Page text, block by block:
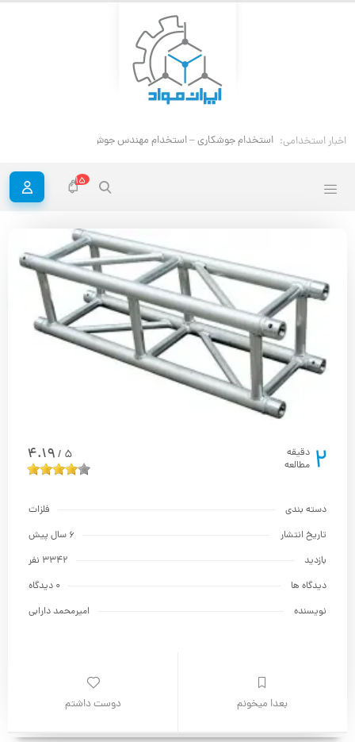
اخبار استخدامی: است
15
2 دقیقه
مطالعه
5
/
4.19
دسته بندی
فلزات
تاریخ انتشار
6 سال پیش
بازدید
3342 نفر
دیدگاه ها
0 دیدگاه
نویسنده
امیرمحمد دارابی
بعدا میخونم دوست داشتم